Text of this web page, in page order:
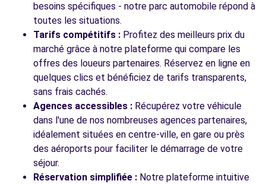
besoins spécifiques - notre parc automobile répond à
toutes les situations.
Tarifs compétitifs : Profitez des meilleurs prix du
marché grâce à notre plateforme qui compare les
offres des loueurs partenaires. Réservez en ligne en
quelques clics et bénéficiez de tarifs transparents,
sans frais cachés.
Agences accessibles : Récupérez votre véhicule
dans l'une de nos nombreuses agences partenaires,
idéalement situées en centre-ville, en gare ou près
des aéroports pour faciliter le démarrage de votre
séjour.
Réservation simplifiée : Notre plateforme intuitive